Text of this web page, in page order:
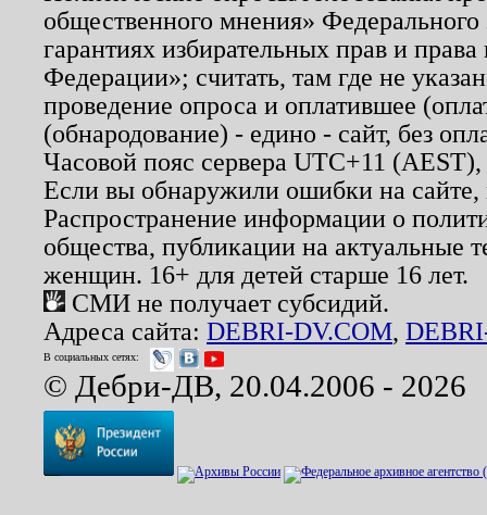
общественного мнения»
гарантиях избирательных прав и
Федерации»; считать, там где не
проведение опроса и оплатившее
(обнародование) - едино - сайт, без
Часовой пояс сервера UTC+11
Если вы обнаружили ошибки на
Распространение информации о
общества, публикации на актуальные
женщин. 16+ для детей старше 16 лет.
СМИ не получает субсидий.
Адреса сайта: DEBRI-DV.COM,
В социальных сетях:
© Дебри-ДВ, 20.04.2006 - 2026